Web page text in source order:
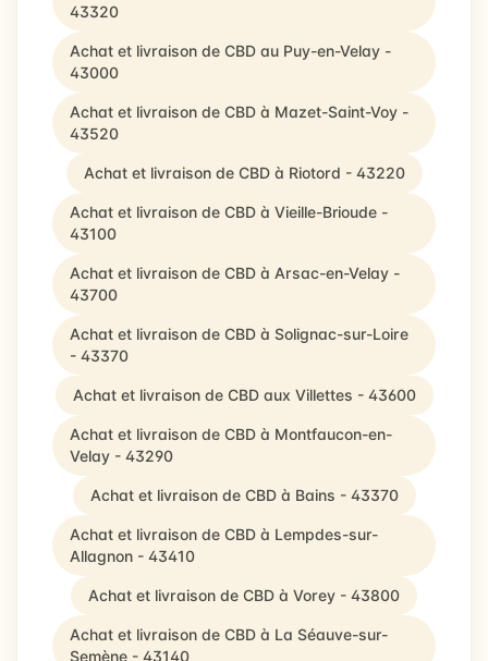
43320
Achat et livraison de CBD au Puy-en-Velay -
43000
Achat et livraison de CBD à Mazet-Saint-Voy -
43520
Achat et livraison de CBD à Riotord - 43220
Achat et livraison de CBD à Vieille-Brioude -
43100
Achat et livraison de CBD à Arsac-en-Velay -
43700
Achat et livraison de CBD à Solignac-sur-Loire
- 43370
Achat et livraison de CBD aux Villettes - 43600
Achat et livraison de CBD à Montfaucon-en-
Velay - 43290
Achat et livraison de CBD à Bains - 43370
Achat et livraison de CBD à Lempdes-sur-
Allagnon - 43410
Achat et livraison de CBD à Vorey - 43800
Achat et livraison de CBD à La Séauve-sur-
Semène - 43140